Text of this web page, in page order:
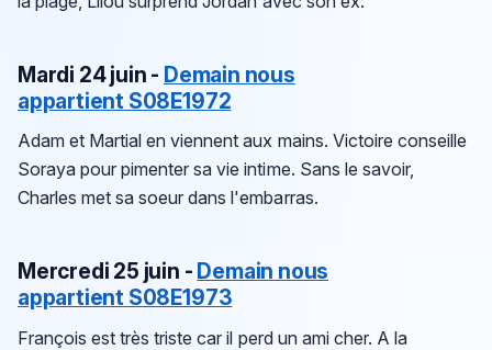
Mardi 24 juin - Demain nous
appartient S08E1972
Adam et Martial en viennent aux mains. Victoire conseille
Soraya pour pimenter sa vie intime. Sans le savoir,
Charles met sa soeur dans l'embarras.
Mercredi 25 juin - Demain nous
appartient S08E1973
François est très triste car il perd un ami cher. A la